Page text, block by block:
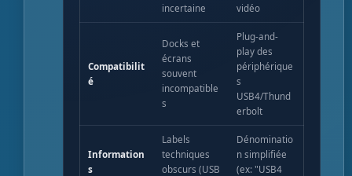
incertaine
vidéo
Compatibilit
é
Docks et
écrans
souvent
incompatible
s
Plug-and-
play des
périphérique
s
USB4/Thund
erbolt
Information
s
Labels
techniques
obscurs (USB
Dénominatio
n simplifiée
(ex: "USB4